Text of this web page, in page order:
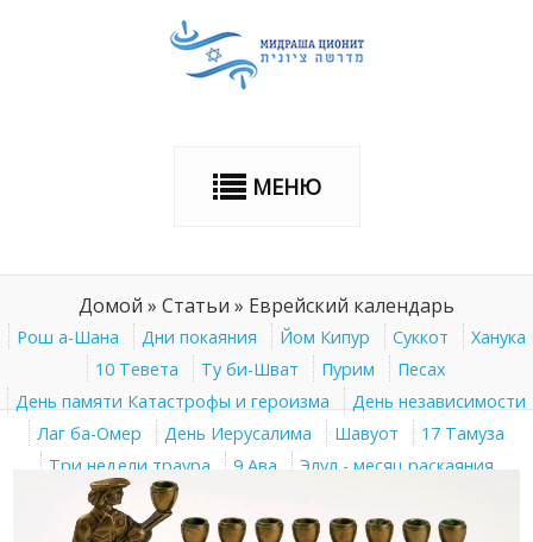
МЕНЮ
Домой » Статьи » Еврейский календарь
Рош а-Шана Дни покаяния Йом Кипур Суккот
Ханука
10 Тевета
Ту би-Шват Пурим
Песах
День памяти Катастрофы и героизма
День независимости
Лаг ба-Омер
День Иерусалима Шавуот
17 Тамуза
Три недели траура
9 Ава Элул - месяц раскаяния